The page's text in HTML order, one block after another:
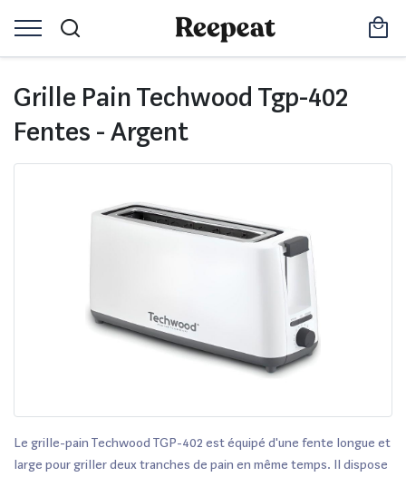
Grille Pain Techwood Tgp-402
Fentes - Argent
Le grille-pain Techwood TGP-402 est équipé d'une fente longue et
large pour griller deux tranches de pain en même temps. Il dispose